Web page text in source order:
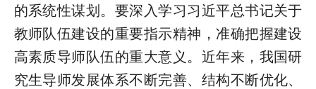
的系统性谋划。要深入学习习近平总书记关于
教师队伍建设的重要指示精神，准确把握建设
高素质导师队伍的重大意义。近年来，我国研
究生导师发展体系不断完善、结构不断优化、